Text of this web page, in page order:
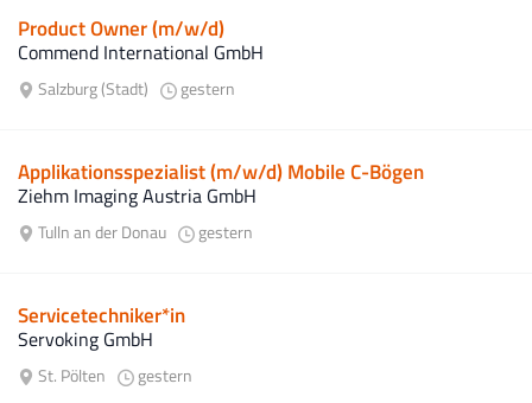
Product Owner (m/w/d)
Commend International GmbH
Salzburg (Stadt) gestern
Applikationsspezialist (m/w/d) Mobile C-Bögen
Ziehm Imaging Austria GmbH
Tulln an der Donau gestern
Servicetechniker*in
Servoking GmbH
St. Pölten gestern